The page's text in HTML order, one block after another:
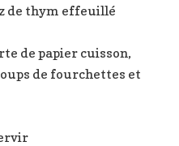
de thym effeuillé
de papier cuisson,
de fourchettes et